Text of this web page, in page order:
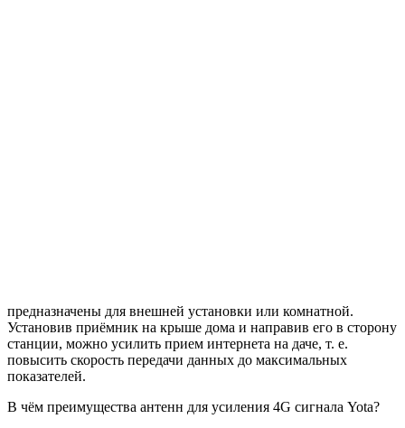
предназначены для внешней установки или комнатной.
Установив приёмник на крыше дома и направив его в сторону
станции, можно усилить прием интернета на даче, т. е.
повысить скорость передачи данных до максимальных
показателей.
В чём преимущества антенн для усиления 4G сигнала Yota?